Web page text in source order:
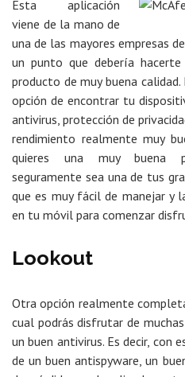
Esta aplicación
viene de la mano de
una de las mayores empresas
un punto que debería
producto de muy buena
opción de encontrar tu
antivirus, protección de
rendimiento realmente muy
quieres una muy buena
seguramente sea una de tus
que es muy fácil de manejar y
en tu móvil para comenzar
Lookout
Otra opción realmente
cual podrás disfrutar de
un buen antivirus. Es decir, con
de un buen antispyware, un